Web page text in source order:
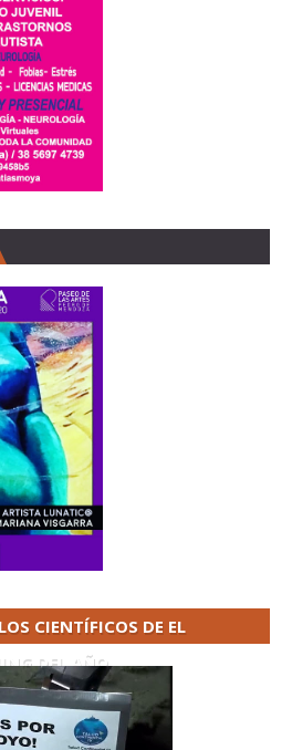
CIENTÍFICOS DE EL
DEL AÑO